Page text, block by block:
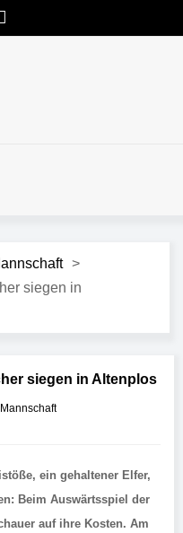
>
siegen in
siegen in Altenplos
ein gehaltener Elfer,
Beim Auswärtsspiel der
auf ihre Kosten. Am